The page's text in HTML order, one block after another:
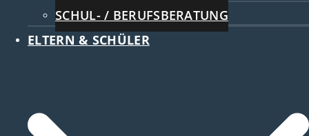
SCHUL- / BERUFSBERATUNG
ELTERN & SCHÜLER